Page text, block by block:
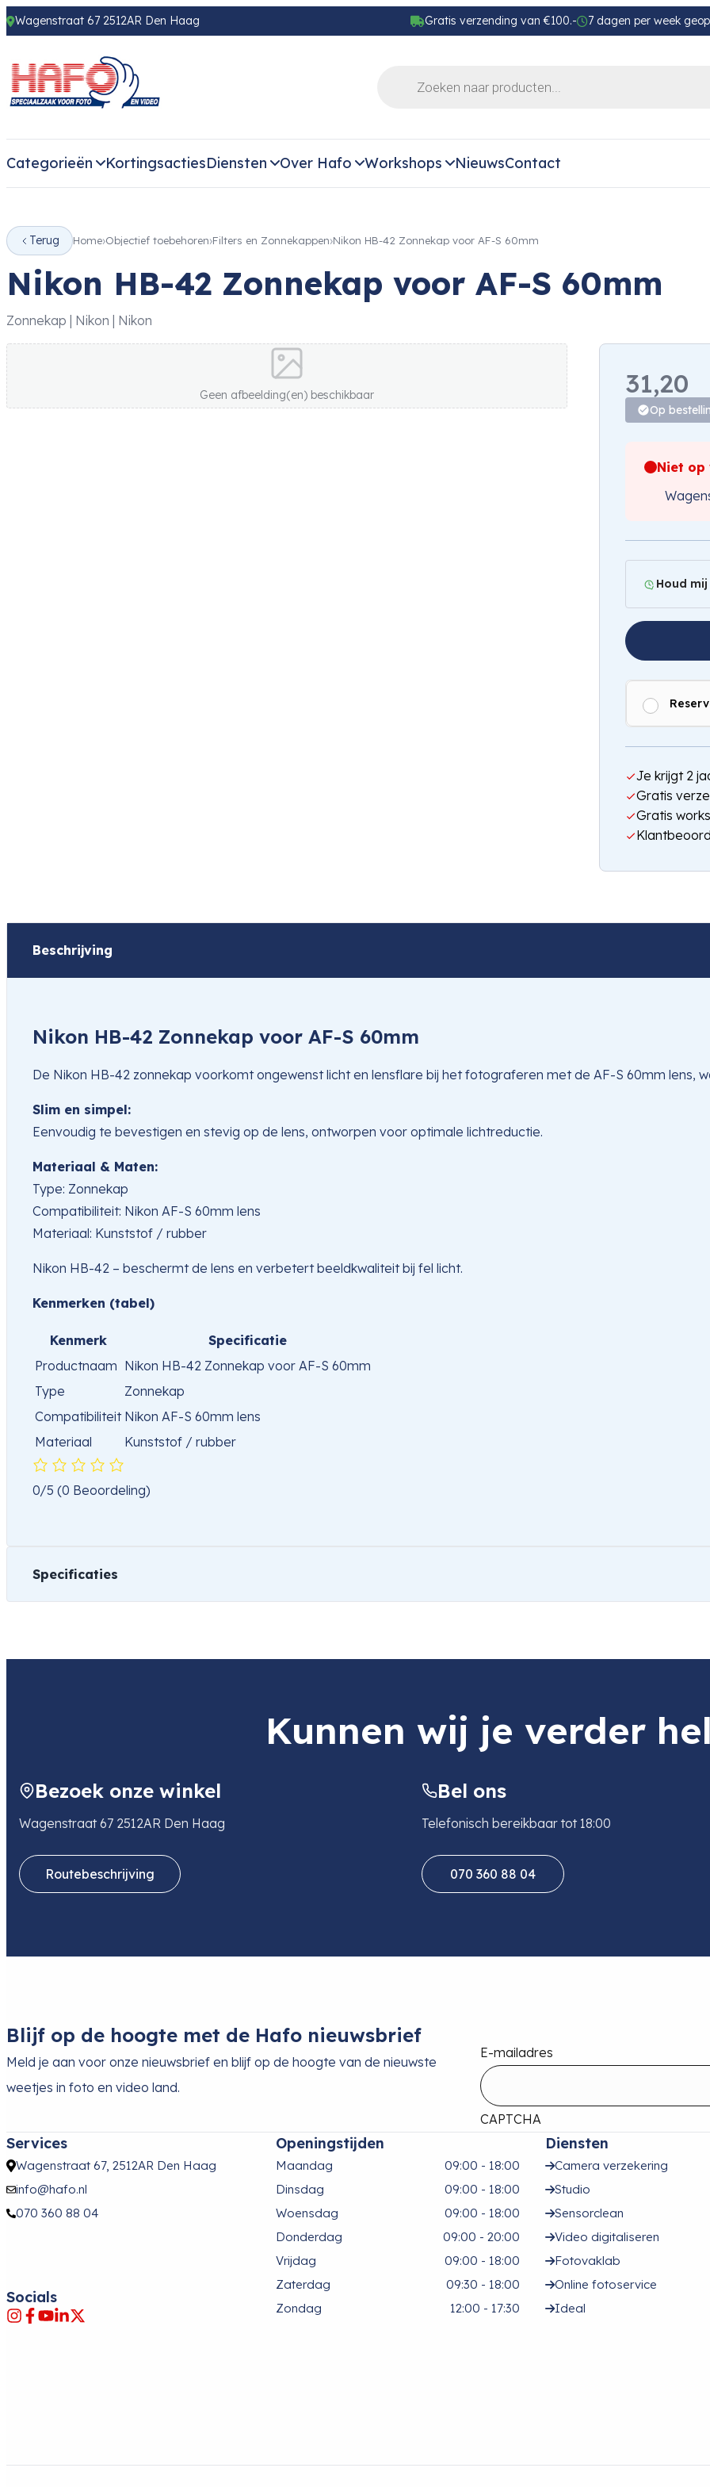
Wagenstraat 67 2512AR Den Haag Gratis verzending van €100.- 7 dagen per week
Categorieën KortingsactiesDiensten Over Hafo Workshops NieuwsContact
Terug Home Objectief toebehoren Filters en Zonnekappen Nikon HB-42 Zonnekap voor AF-S 60mm
Nikon HB-42 Zonnekap voor AF-S 60mm
Zonnekap | Nikon | Nikon
Geen afbeelding(en) beschikbaar 31,20
Op
Niet op
Houd
Je krijgt 2
Gratis
Gratis
Beschrijving
Nikon HB-42 Zonnekap voor AF-S 60mm
De Nikon HB-42 zonnekap voorkomt ongewenst licht en lensflare bij het fotograferen met de AF-S 60mm lens,
Slim en simpel:
Eenvoudig te bevestigen en stevig op de lens, ontworpen voor optimale lichtreductie.
Materiaal & Maten:
Type: Zonnekap
Compatibiliteit: Nikon AF-S 60mm lens
Materiaal: Kunststof / rubber
Nikon HB-42 – beschermt de lens en verbetert beeldkwaliteit bij fel licht.
Kenmerken (tabel)
Kenmerk
Specificatie
Productnaam Nikon HB-42 Zonnekap voor AF-S 60mm
Type
Zonnekap
Compatibiliteit Nikon AF-S 60mm lens
Materiaal
Kunststof / rubber
0/5 (0 Beoordeling)
Specificaties
Kunnen wij je verder
Bezoek onze winkel
Wagenstraat 67 2512AR Den Haag
Routebeschrijving
Bel ons
Telefonisch bereikbaar tot 18:00
070 360 88 04
Blijf op de hoogte met de Hafo nieuwsbrief
Meld je aan voor onze nieuwsbrief en blijf op de hoogte van de nieuwste
weetjes in foto en video land.
E-mailadres
CAPTCHA
Services
Wagenstraat 67, 2512AR Den Haag
info@hafo.nl
070 360 88 04
Socials
Openingstijden
Maandag
09:00 - 18:00
Dinsdag
09:00 - 18:00
Woensdag
09:00 - 18:00
Donderdag
09:00 - 20:00
Vrijdag
09:00 - 18:00
Zaterdag
09:30 - 18:00
Zondag
12:00 - 17:30
Diensten
Camera verzekering
Studio
Sensorclean
Video digitaliseren
Fotovaklab
Online fotoservice
Ideal